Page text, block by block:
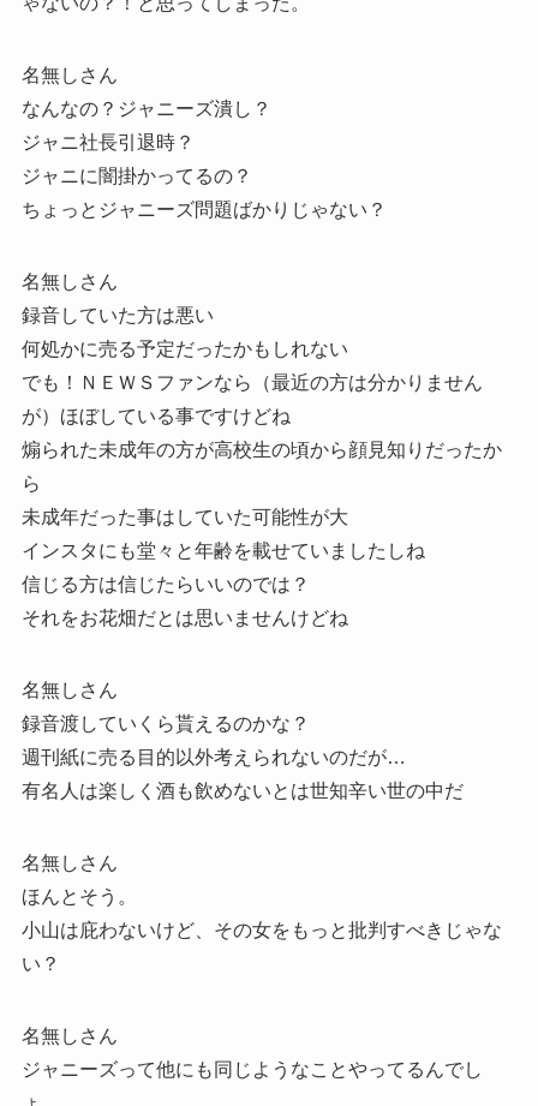
名無しさん
なんなの？ジャニーズ潰し？
ジャニ社長引退時？
ジャニに闇掛かってるの？
ちょっとジャニーズ問題ばかりじゃない？
名無しさん
録音していた方は悪い
何処かに売る予定だったかもしれない
でも！ＮＥＷＳファンなら（最近の方は分かりません
が）ほぼしている事ですけどね
煽られた未成年の方が高校生の頃から顔見知りだったか
ら
未成年だった事はしていた可能性が大
インスタにも堂々と年齢を載せていましたしね
信じる方は信じたらいいのでは？
それをお花畑だとは思いませんけどね
名無しさん
録音渡していくら貰えるのかな？
週刊紙に売る目的以外考えられないのだが…
有名人は楽しく酒も飲めないとは世知辛い世の中だ
名無しさん
ほんとそう。
小山は庇わないけど、その女をもっと批判すべきじゃな
い？
名無しさん
ジャニーズって他にも同じようなことやってるんでし